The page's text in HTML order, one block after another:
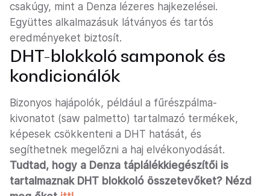
csakúgy, mint a Denza lézeres hajkezelései.
Együttes alkalmazásuk látványos és tartós
eredményeket biztosít.
DHT-blokkoló samponok és
kondicionálók
Bizonyos hajápolók, például a fűrészpálma-
kivonatot (saw palmetto) tartalmazó termékek,
képesek csökkenteni a DHT hatását, és
segíthetnek megelőzni a haj elvékonyodását.
Tudtad, hogy a Denza táplálékkiegészítői is
tartalmaznak DHT blokkoló összetevőket? Nézd